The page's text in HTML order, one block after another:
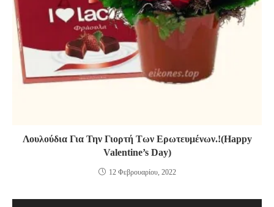
Λουλούδια Για Την Γιορτή Των Ερωτευμένων.!(Happy
Valentine’s Day)
12 Φεβρουαρίου, 2022